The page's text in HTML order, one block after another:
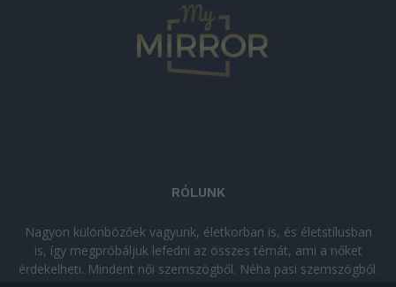
RÓLUNK
Nagyon különbözőek vagyunk, életkorban is, és életstílusban
is, így megpróbáljuk lefedni az összes témát, ami a nőket
érdekelheti. Mindent női szemszögből. Néha pasi szemszögből.